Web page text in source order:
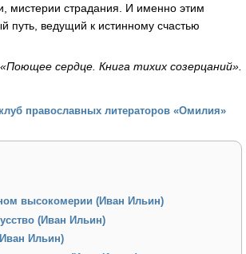
мистерии страдания. И именно этим
путь, ведущий к истинному счастью
«Поющее сердце. Книга тихих созерцаний».
православных литераторов «Омилия»
высокомерии (Иван Ильин)
(Иван Ильин)
Ильин)